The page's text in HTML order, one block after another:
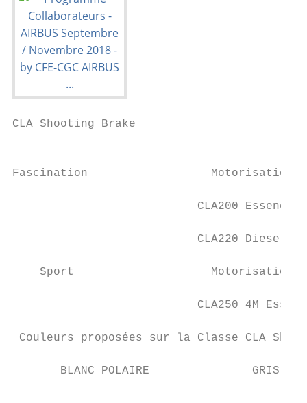
CLA Shooting Brake
Fascination
CLA200 Essence
CLA220 Diesel
Sport
CLA250 4M
Couleurs proposées sur la Classe CLA
BLANC POLAIRE               GRIS